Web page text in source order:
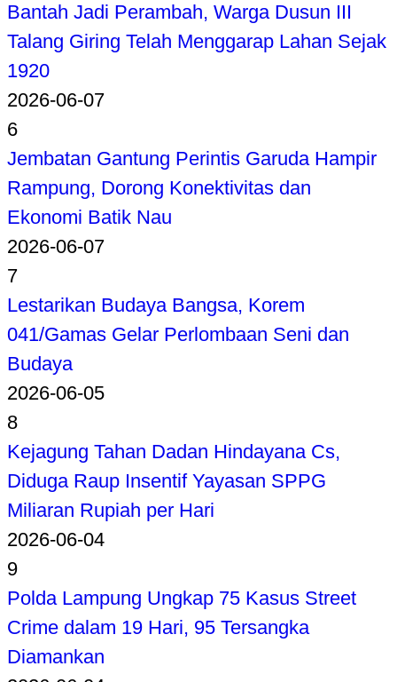
Bantah Jadi Perambah, Warga Dusun III
Talang Giring Telah Menggarap Lahan Sejak
1920
2026-06-07
6
Jembatan Gantung Perintis Garuda Hampir
Rampung, Dorong Konektivitas dan
Ekonomi Batik Nau
2026-06-07
7
Lestarikan Budaya Bangsa, Korem
041/Gamas Gelar Perlombaan Seni dan
Budaya
2026-06-05
8
Kejagung Tahan Dadan Hindayana Cs,
Diduga Raup Insentif Yayasan SPPG
Miliaran Rupiah per Hari
2026-06-04
9
Polda Lampung Ungkap 75 Kasus Street
Crime dalam 19 Hari, 95 Tersangka
Diamankan